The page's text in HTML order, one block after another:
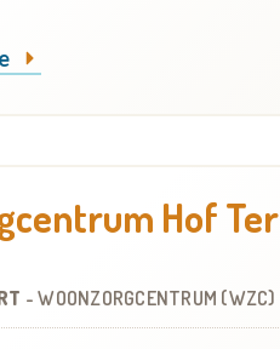
Hof Ter
-WOONZORGCENTRUM (WZC)